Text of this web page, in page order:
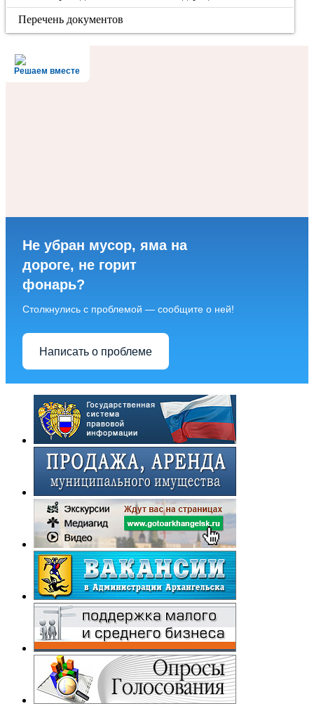
Перечень документов
Решаем вместе
Не убран мусор, яма на
дороге, не горит
фонарь?
Столкнулись с проблемой — сообщите о ней!
Написать о проблеме